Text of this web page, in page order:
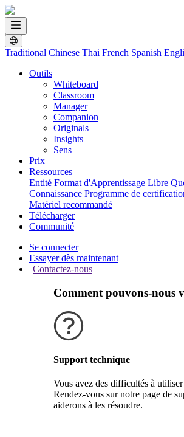
Traditional Chinese Thai French Spanish
Outils
Whiteboard
Classroom
Manager
Companion
Originals
Insights
Sens
Prix
Ressources
Entité Format d'Apprentissage Libre
Connaissance Programme de
Matériel recommandé
Télécharger
Communité
Se connecter
Essayer dès maintenant
Contactez-nous
Comment pouvons-nous
Support technique
Vous avez des difficultés à
Rendez-vous sur notre page de
aiderons à les résoudre.